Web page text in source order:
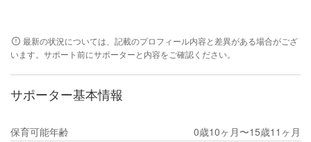
最新の状況については、記載のプロフィール内容と差異がある場合がござ
います。サポート前にサポーターと内容をご確認ください。
サポーター基本情報
保育可能年齢
0歳10ヶ月〜15歳11ヶ月